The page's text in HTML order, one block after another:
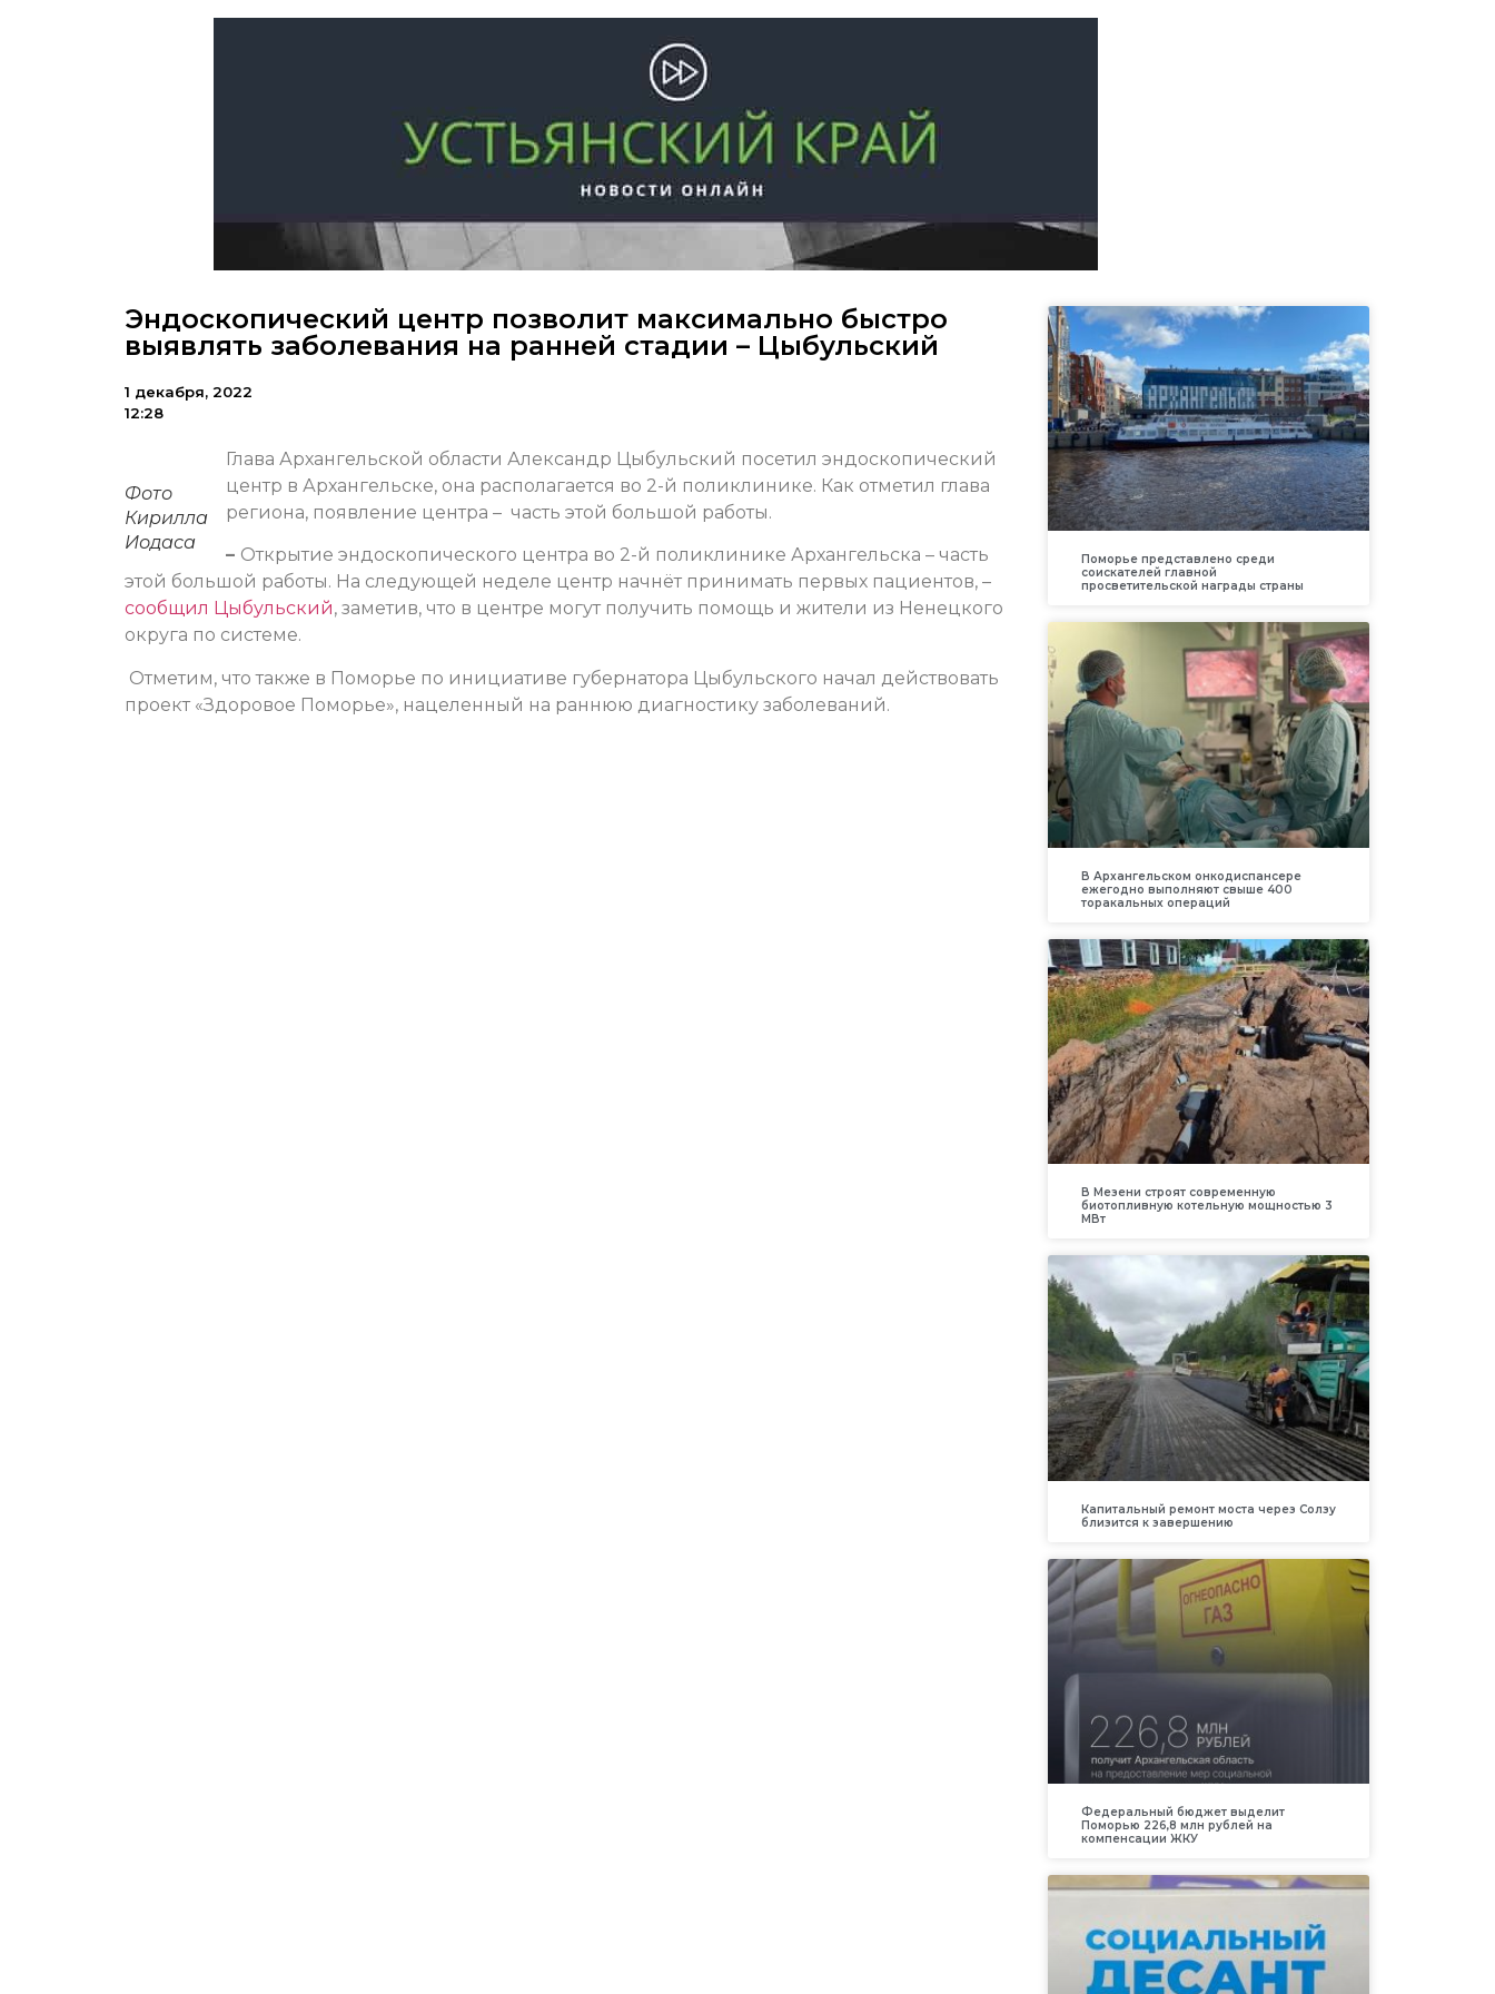
Эндоскопический центр позволит максимально быстро
выявлять заболевания на ранней стадии – Цыбульский
1 декабря, 2022
12:28
Фото
Кирилла
Иодаса
Глава Архангельской области Александр Цыбульский посетил эндоскопический
центр в Архангельске, она располагается во 2-й поликлинике. Как отметил глава
региона, появление центра – часть этой большой работы.
– Открытие эндоскопического центра во 2-й поликлинике Архангельска – часть
этой большой работы. На следующей неделе центр начнёт принимать первых пациентов, –
сообщил Цыбульский, заметив, что в центре могут получить помощь и жители из Ненецкого
округа по системе.
Отметим, что также в Поморье по инициативе губернатора Цыбульского начал действовать
проект «Здоровое Поморье», нацеленный на раннюю диагностику заболеваний.
Поморье представлено среди
соискателей главной
просветительской награды страны
В Архангельском онкодиспансере
ежегодно выполняют свыше 400
торакальных операций
В Мезени строят современную
биотопливную котельную мощностью 3
МВт
Капитальный ремонт моста через Солзу
близится к завершению
Федеральный бюджет выделит
Поморью 226,8 млн рублей на
компенсации ЖКУ